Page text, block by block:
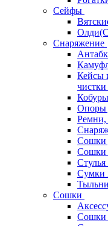
Сейфы
Снаряжение
Кейсы
Опоры
Ремни,
Сошки
Сошки
Стулья
Сумки
Сошки
Сошки